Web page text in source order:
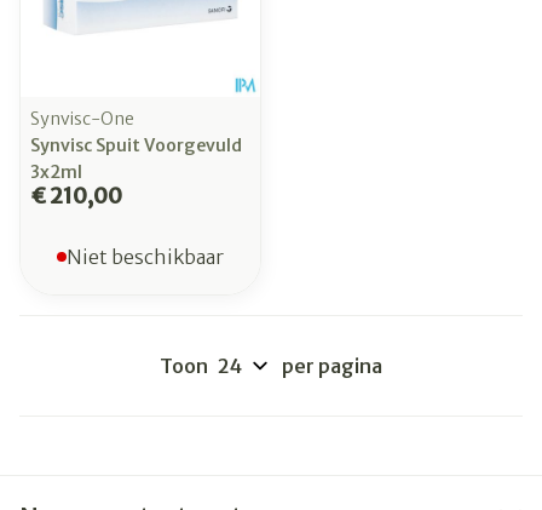
Synvisc-One
Synvisc Spuit Voorgevuld
3x2ml
€ 210,00
Niet beschikbaar
Toon per pagina